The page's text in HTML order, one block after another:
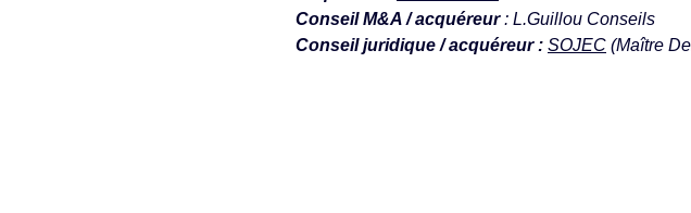
Conseil M&A / acquéreur: L.Guillou Conseils
Conseil juridique / acquéreur : SOJEC (Maître